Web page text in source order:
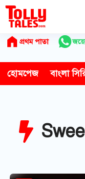
Skip
content
প্রথম পাতা
হোমপেজ বাংলা